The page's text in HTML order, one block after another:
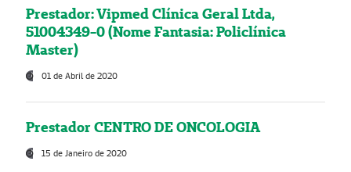
Prestador: Vipmed Clínica Geral Ltda,
51004349-0 (Nome Fantasia: Policlínica
Master)
01 de Abril de 2020
Prestador CENTRO DE ONCOLOGIA
15 de Janeiro de 2020